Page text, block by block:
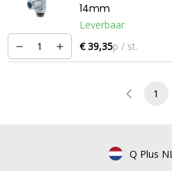
14mm
Leverbaar
€ 39,35p / st.
1
Q Plus NL